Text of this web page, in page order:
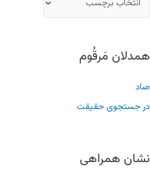
همدلان مَرقُوم
صاد
در جستجوی حقیقت
نشان همراهی